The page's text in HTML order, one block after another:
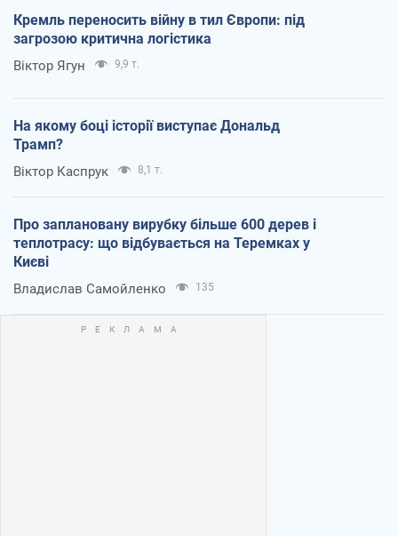
Кремль переносить війну в тил Європи: під
загрозою критична логістика
Віктор Ягун 9,9 т.
На якому боці історії виступає Дональд
Трамп?
Віктор Каспрук 8,1 т.
Про заплановану вирубку більше 600 дерев і
теплотрасу: що відбувається на Теремках у
Києві
Владислав Самойленко 135